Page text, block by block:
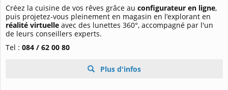
Créez la cuisine de vos rêves grâce au configurateur en ligne,
puis projetez-vous pleinement en magasin en l’explorant en
réalité virtuelle avec des lunettes 360°, accompagné par l'un
de leurs conseillers experts.
Tel : 084 / 62 00 80
Plus d'infos